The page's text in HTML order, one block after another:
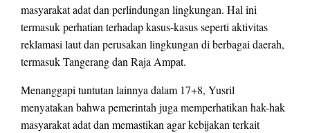
masyarakat adat dan perlindungan lingkungan. Hal ini
termasuk perhatian terhadap kasus-kasus seperti aktivitas
reklamasi laut dan perusakan lingkungan di berbagai daerah,
termasuk Tangerang dan Raja Ampat.
Menanggapi tuntutan lainnya dalam 17+8, Yusril
menyatakan bahwa pemerintah juga memperhatikan hak-hak
masyarakat adat dan memastikan agar kebijakan terkait